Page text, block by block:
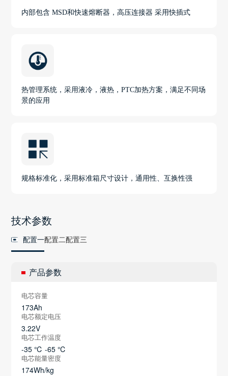
内部包含 MSD和快速熔断器，高压连接器 采用快插式
热管理系统，采用液冷，液热，PTC加热方案，满足不同场
景的应用
规格标准化，采用标准箱尺寸设计，通用性、互换性强
技术参数
配置一配置二配置三
产品参数
电芯容量
173Ah
电芯额定电压
3.22V
电芯工作温度
-35 ℃ -65 ℃
电芯能量密度
174Wh/kg